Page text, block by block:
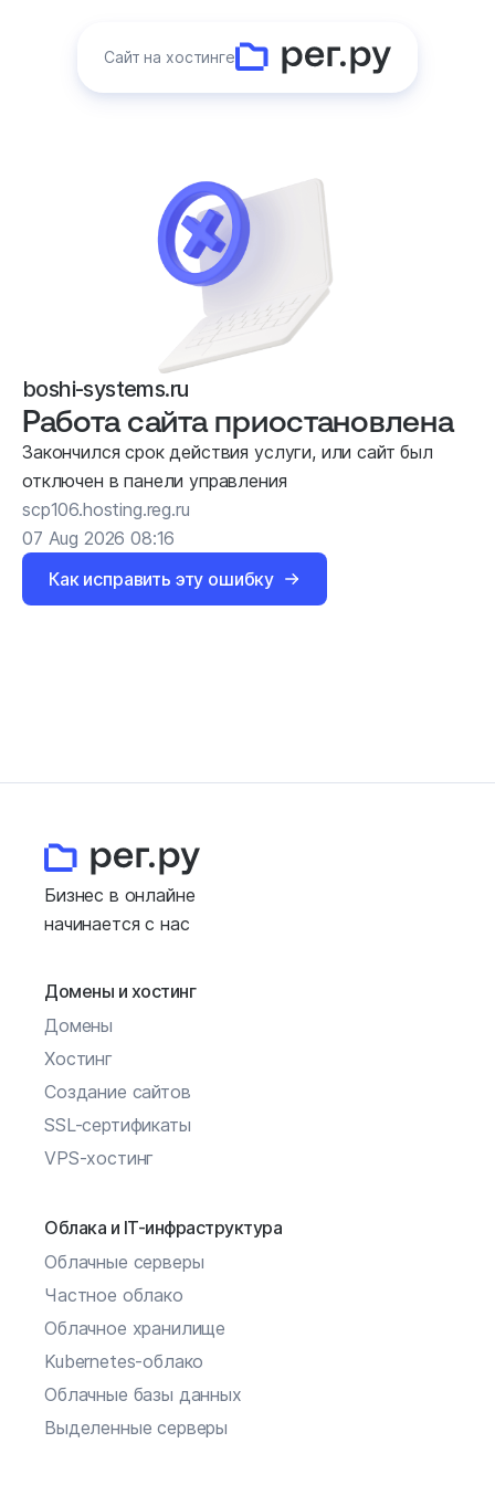
Сайт на хостинге
boshi-systems.ru
Работа сайта приостановлена
Закончился срок действия услуги, или сайт был
отключен в панели управления
scp106.hosting.reg.ru
07 Aug 2026 08:16
Как исправить эту ошибку
Бизнес в онлайне
начинается с нас
Домены и хостинг
Домены
Хостинг
Создание сайтов
SSL-сертификаты
VPS-хостинг
Облака и IT-инфраструктура
Облачные серверы
Частное облако
Облачное хранилище
Kubernetes-облако
Облачные базы данных
Выделенные серверы